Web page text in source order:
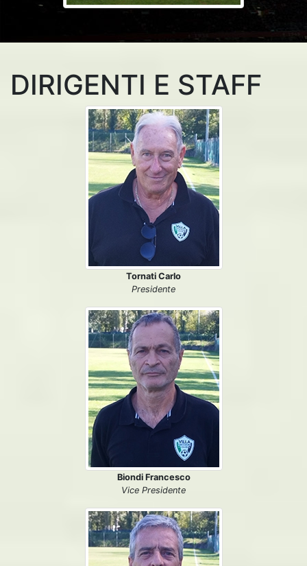
DIRIGENTI E STAFF
Tornati Carlo
Presidente
Biondi Francesco
Vice Presidente